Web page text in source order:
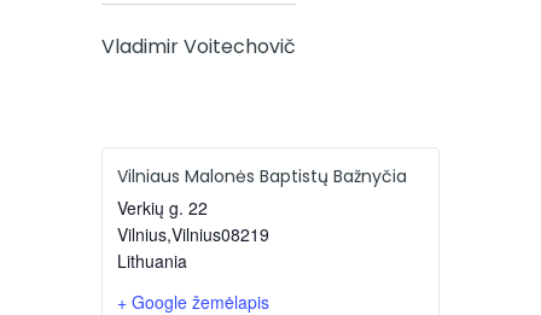
Vladimir Voitechovič
Vilniaus Malonės Baptistų Bažnyčia
Verkių g. 22
Vilnius,Vilnius08219
Lithuania
+ Google žemėlapis